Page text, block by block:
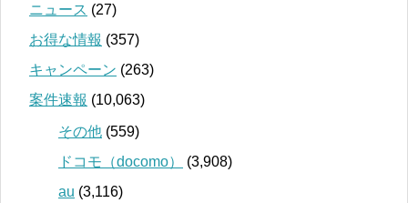
ニュース (27)
お得な情報 (357)
キャンペーン (263)
案件速報 (10,063)
その他 (559)
ドコモ（docomo）
(3,908)
au (3,116)